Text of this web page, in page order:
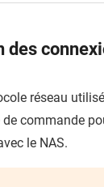
des
réseau
commande
le NAS.